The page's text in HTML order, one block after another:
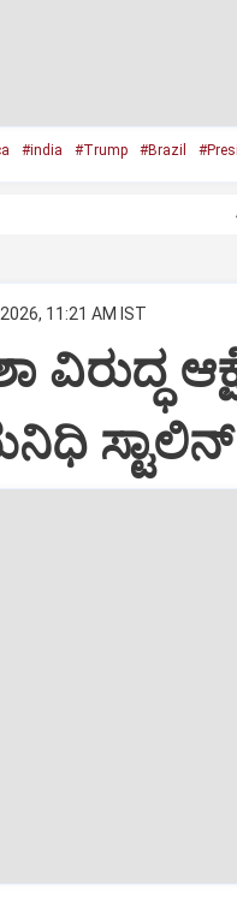
#india #Trump #Brazil
11:21 AM IST
ವಿರುದ್ಧ